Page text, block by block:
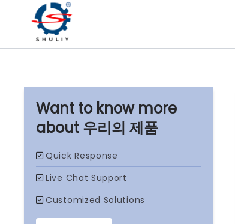
우리의 제품